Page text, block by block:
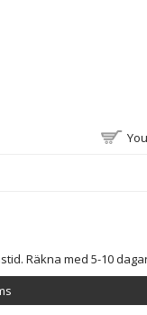
Räkna med 5-10